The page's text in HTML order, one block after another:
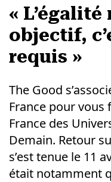
« L’égalité
objectif,
requis »
The Good
France pour
France des
Demain. Retour
s’est tenue le 11
était notamment